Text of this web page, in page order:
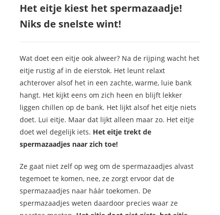
Het eitje kiest het spermazaadje!
Niks de snelste wint!
Wat doet een eitje ook alweer? Na de rijping wacht het
eitje rustig af in de eierstok. Het leunt relaxt
achterover alsof het in een zachte, warme, luie bank
hangt. Het kijkt eens om zich heen en blijft lekker
liggen chillen op de bank. Het lijkt alsof het eitje niets
doet. Lui eitje. Maar dat lijkt alleen maar zo. Het eitje
doet wel degelijk iets. Het eitje trekt de
spermazaadjes naar zich toe!
Ze gaat niet zelf op weg om de spermazaadjes alvast
tegemoet te komen, nee, ze zorgt ervoor dat de
spermazaadjes naar háár toekomen. De
spermazaadjes weten daardoor precies waar ze